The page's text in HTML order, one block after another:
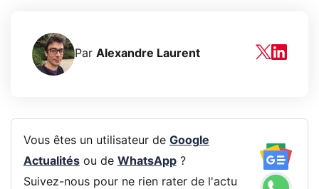
Par Alexandre Laurent
Vous êtes un utilisateur de Google
Actualitésou de WhatsApp?
Suivez-nous pour ne rien rater de l'actu